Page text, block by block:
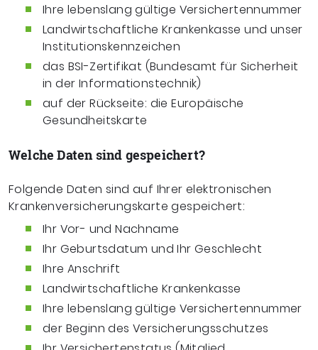
Ihre lebenslang gültige Versichertennummer
Landwirtschaftliche Krankenkasse und unser
Institutionskennzeichen
das BSI-Zertifikat (Bundesamt für Sicherheit
in der Informationstechnik)
auf der Rückseite: die Europäische
Gesundheitskarte
Welche Daten sind gespeichert?
Folgende Daten sind auf Ihrer elektronischen
Krankenversicherungskarte gespeichert:
Ihr Vor- und Nachname
Ihr Geburtsdatum und Ihr Geschlecht
Ihre Anschrift
Landwirtschaftliche Krankenkasse
Ihre lebenslang gültige Versichertennummer
der Beginn des Versicherungsschutzes